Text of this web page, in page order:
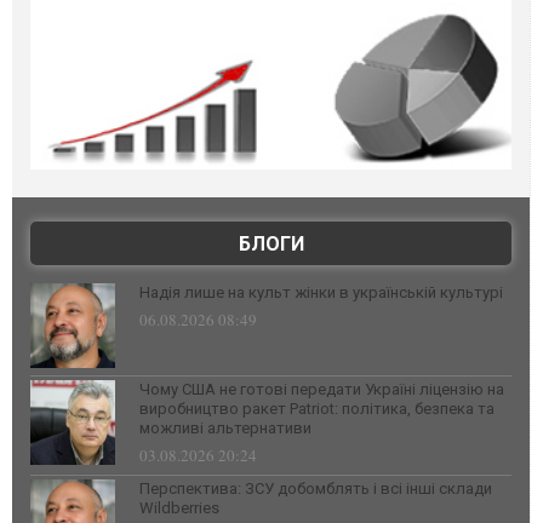
БЛОГИ
Надія лише на культ жінки в українській культурі
06.08.2026 08:49
Чому США не готові передати Україні ліцензію на
виробництво ракет Patriot: політика, безпека та
можливі альтернативи
03.08.2026 20:24
Перспектива: ЗСУ добомблять і всі інші склади
Wildberries